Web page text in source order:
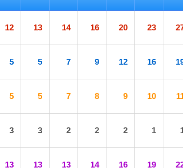
12
5
5
3
13
13
5
5
3
13
14
7
7
2
13
16
9
8
2
14
20
12
9
2
16
23
16
10
1
19